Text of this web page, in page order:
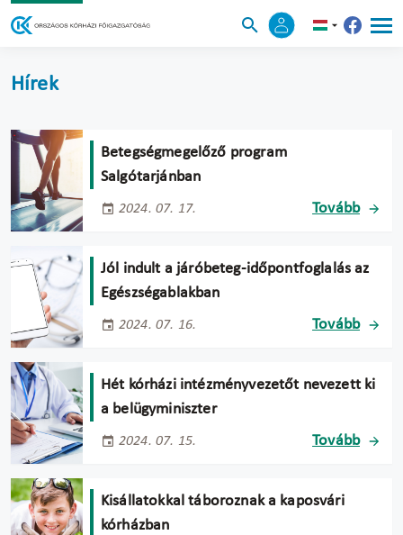
Hírek
Betegségmegelőző program
Salgótarjánban
2024. 07. 17. Tovább
Jól indult a járóbeteg-időpontfoglalás az
Egészségablakban
2024. 07. 16. Tovább
Hét kórházi intézményvezetőt nevezett ki
a belügyminiszter
2024. 07. 15. Tovább
Kisállatokkal táboroznak a kaposvári
kórházban